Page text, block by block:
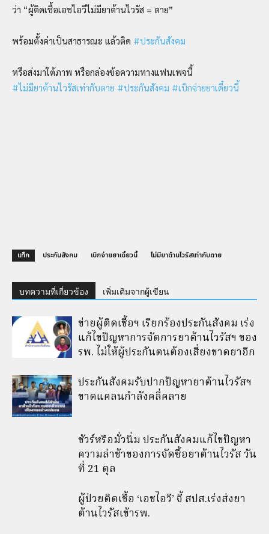
ว่า “ผู้ติดเชื้อเอชไอวีไม่มียาต้านไวรัส = ตาย”
พร้อมตั้งค่าเป็นสาธารณะ แล้วติด #ประกันสังคม
หรือส่งมาใต้ภาพ หรือกล่องข้อความทางแฟนเพจนี้
#ไม่มียาต้านไวรัสเท่ากับตาย #ประกันสังคม #เบิกจ่ายยาเดี๋ยวนี้
แท็ก ประกันสังคม เบิกจ่ายยาเดี๋ยวนี้ ไม่มียาต้านไวรัสเท่ากับตาย
บทความที่เกี่ยวข้อง เพิ่มเติมจากผู้เขียน
ข่ายผู้ติดเชื้อฯ เรียกร้องประกันสังคม เร่ง
แก้ไขปัญหาการจัดการยาต้านไวรัสฯ ของ
รพ. ไม่ให้ผู้ประกันตนต้องเสี่ยงขาดยาอีก
ประกันสังคมรับปากปัญหายาต้านไวรัสฯ
ขาดแคลนกำลังคลี่คลาย
ชัวร์หรือมั่วนิ่ม ประกันสังคมแก้ไขปัญหา
ความล่าช้าของการจัดซื้อยาต้านไวรัส วัน
ที่ 21 ตุล
ผู้ป่วยติดเชื้อ ‘เอชไอวี’ จี้ สปส.เร่งส่งยา
ต้านไวรัสเข้ารพ.